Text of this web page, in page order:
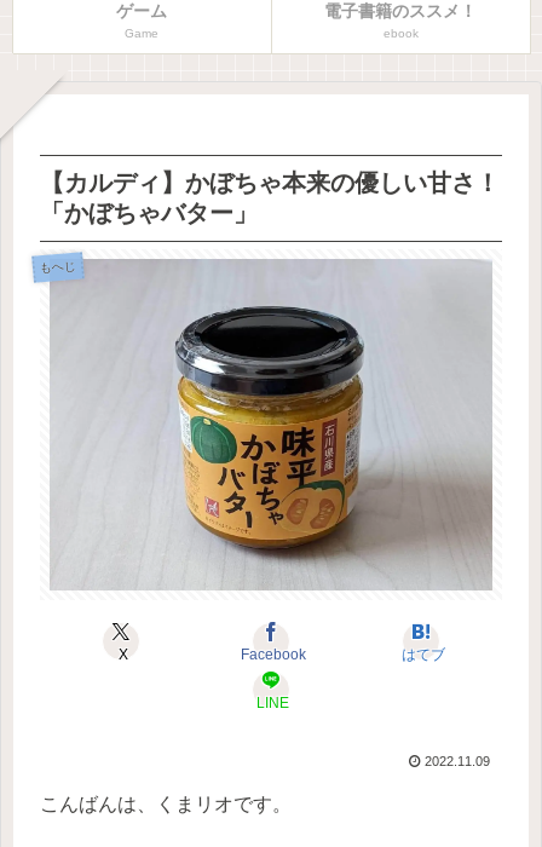
ゲーム
Game
電子書籍のススメ！
ebook
【カルディ】かぼちゃ本来の優しい甘さ！
「かぼちゃバター」
もへじ
X Facebook はてブ
LINE
2022.11.09
こんばんは、くまリオです。